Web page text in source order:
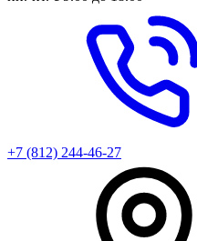
+7 (812) 244-46-27